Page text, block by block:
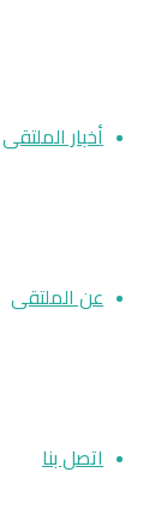
أخبار الملتقى
عن الملتقى
اتصل بنا